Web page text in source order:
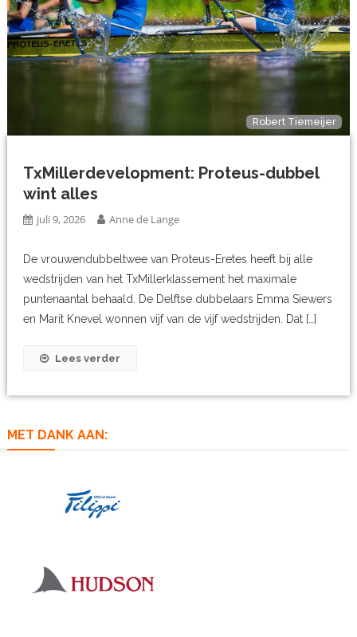
Robert Tiemeijer
TxMillerdevelopment: Proteus-dubbel
wint alles
juli 9, 2026 Anne de Lange
De vrouwendubbeltwee van Proteus-Eretes heeft bij alle
wedstrijden van het TxMillerklassement het maximale
puntenaantal behaald. De Delftse dubbelaars Emma Siewers
en Marit Knevel wonnen vijf van de vijf wedstrijden. Dat […]
Lees verder
MET DANK AAN: